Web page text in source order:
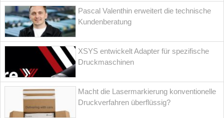
Pascal Valenthin erweitert die technische
Kundenberatung
XSYS entwickelt Adapter für spezifische
Druckmaschinen
Macht die Lasermarkierung konventionelle
Druckverfahren überflüssig?